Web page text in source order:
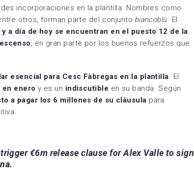
Utebo FC
incorporaciones en la plantilla. Nombres como
otros, forman parte del conjunto biancoblù. El
y a día de hoy se encuentran en el puesto 12 de la
, en gran parte por los buenos refuerzos que
esencial para Cesc Fàbregas en la plantilla. El
enero y es un indiscutible en su banda. Según
a pagar los 6 millones de su cláusula para
€6m release clause for Alex Valle to sign